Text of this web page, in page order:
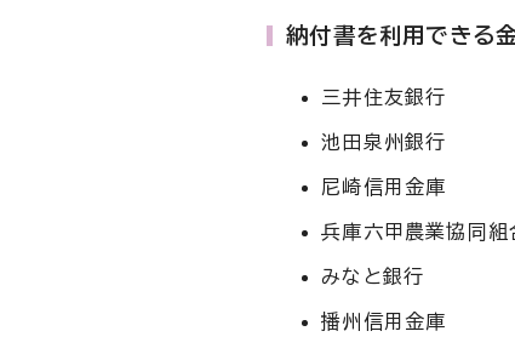
納付書を利用できる
三井住友銀行
池田泉州銀行
尼崎信用金庫
兵庫六甲農業協同組
みなと銀行
播州信用金庫